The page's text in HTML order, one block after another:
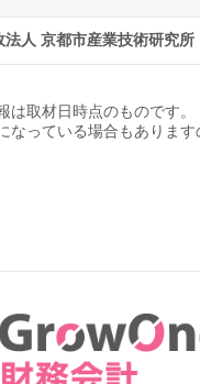
法人 京都市産業技術研究所
は取材日時点のものです。
なっている場合もあります